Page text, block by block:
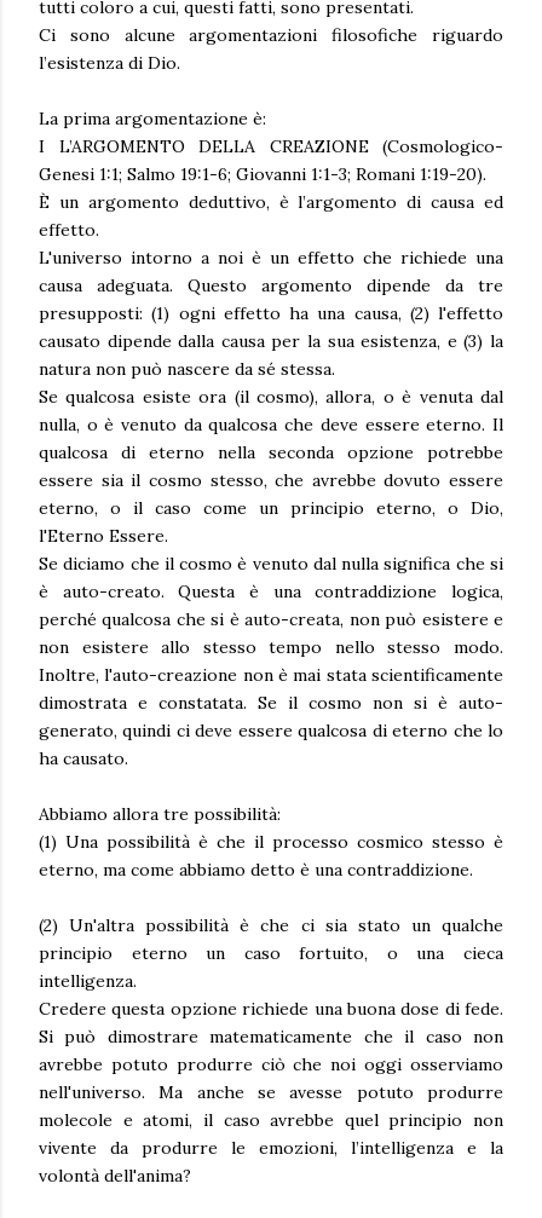
tutti coloro a cui, questi fatti, sono presentati.
Ci sono alcune argomentazioni filosofiche riguardo
l’esistenza di Dio.
La prima argomentazione è:
I L’ARGOMENTO DELLA CREAZIONE (Cosmologico-
Genesi 1:1; Salmo 19:1-6; Giovanni 1:1-3; Romani 1:19-20).
È un argomento deduttivo, è l’argomento di causa ed
effetto.
L'universo intorno a noi è un effetto che richiede una
causa adeguata. Questo argomento dipende da tre
presupposti: (1) ogni effetto ha una causa, (2) l'effetto
causato dipende dalla causa per la sua esistenza, e (3) la
natura non può nascere da sé stessa.
Se qualcosa esiste ora (il cosmo), allora, o è venuta dal
nulla, o è venuto da qualcosa che deve essere eterno. Il
qualcosa di eterno nella seconda opzione potrebbe
essere sia il cosmo stesso, che avrebbe dovuto essere
eterno, o il caso come un principio eterno, o Dio,
l'Eterno Essere.
Se diciamo che il cosmo è venuto dal nulla significa che si
è auto-creato. Questa è una contraddizione logica,
perché qualcosa che si è auto-creata, non può esistere e
non esistere allo stesso tempo nello stesso modo.
Inoltre, l'auto-creazione non è mai stata scientificamente
dimostrata e constatata. Se il cosmo non si è auto-
generato, quindi ci deve essere qualcosa di eterno che lo
ha causato.
Abbiamo allora tre possibilità:
(1) Una possibilità è che il processo cosmico stesso è
eterno, ma come abbiamo detto è una contraddizione.
(2) Un'altra possibilità è che ci sia stato un qualche
principio eterno un caso fortuito, o una cieca
intelligenza.
Credere questa opzione richiede una buona dose di fede.
Si può dimostrare matematicamente che il caso non
avrebbe potuto produrre ciò che noi oggi osserviamo
nell'universo. Ma anche se avesse potuto produrre
molecole e atomi, il caso avrebbe quel principio non
vivente da produrre le emozioni, l’intelligenza e la
volontà dell'anima?